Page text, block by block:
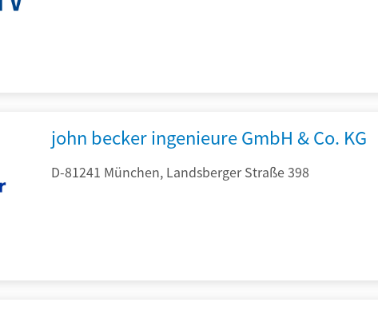
john becker ingenieure GmbH & Co. KG
D-81241 München, Landsberger Straße 398